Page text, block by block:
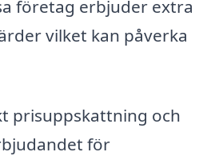
företag erbjuder extra
vilket kan påverka
prisuppskattning och
för